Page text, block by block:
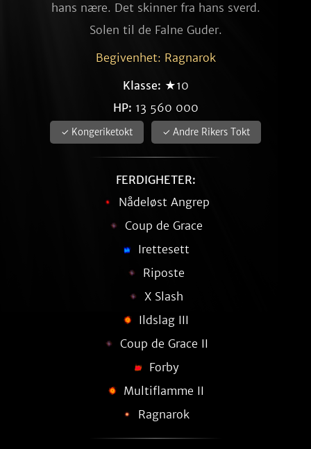
hans nære. Det skinner fra hans sverd.
Solen til de Falne Guder.
Begivenhet: Ragnarok
Klasse: ★10
HP: 13 560 000
✓ Kongeriketokt ✓ Andre Rikers Tokt
FERDIGHETER:
Nådeløst Angrep
Coup de Grace
Irettesett
Riposte
X Slash
Ildslag III
Coup de Grace II
Forby
Multiflamme II
Ragnarok